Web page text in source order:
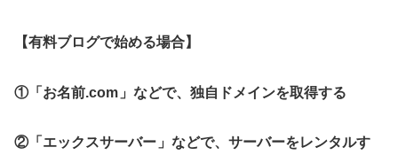
【有料ブログで始める場合】
①「お名前.com 」などで、独自ドメインを取得する
②「エックスサーバー 」などで、サーバーをレンタルす